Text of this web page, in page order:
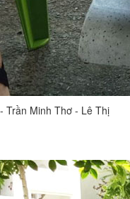
Trần Minh Thơ - Lê Thị